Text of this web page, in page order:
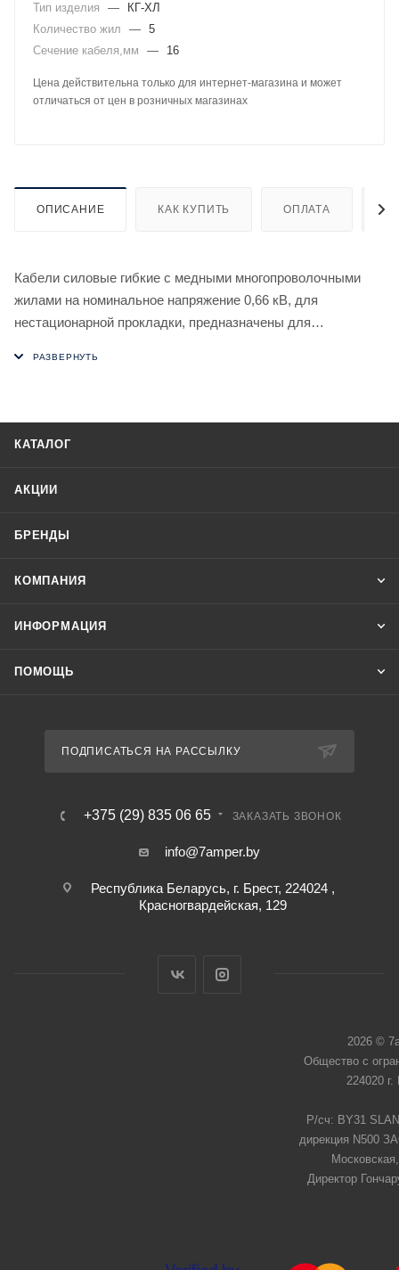
Тип изделия —
КГ-ХЛ
Количество жил
— 5
Сечение кабеля,мм
— 16
Цена действительна только для интернет-магазина и может
отличаться от цен в розничных магазинах
ОПИСАНИЕ КАК КУПИТЬ ОПЛАТА
Кабели силовые гибкие с медными многопроволочными
жилами на номинальное напряжение 0,66 кВ, для
нестационарной прокладки, предназначены для
КАТАЛОГ
АКЦИИ
БРЕНДЫ
КОМПАНИЯ
ИНФОРМАЦИЯ
ПОМОЩЬ
ПОДПИСАТЬСЯ НА РАССЫЛКУ
+375 (29) 835 06 65 ЗАКАЗАТЬ ЗВОНОК
info@7amper.by
Республика Беларусь, г. Брест, 224024 ,
Красногвардейская, 129
2026 ©
Общество с
224020
Р/сч: BY31
дирекция N500
Директор